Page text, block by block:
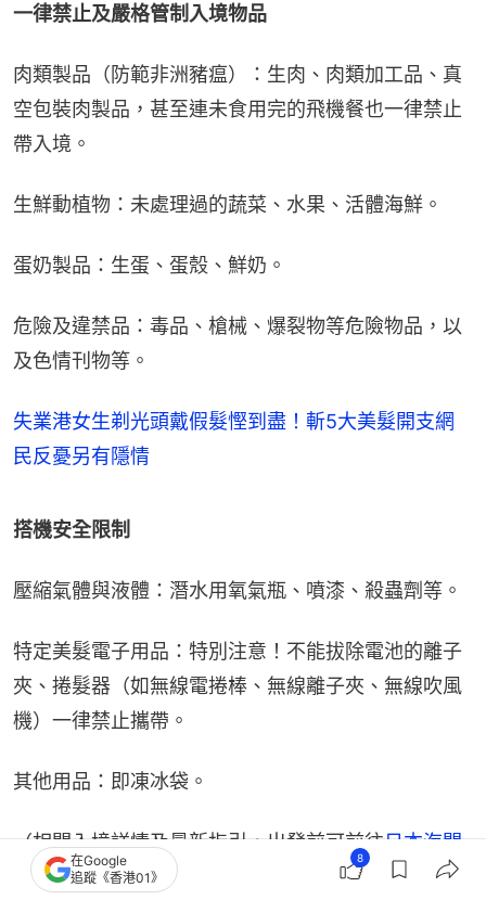
一律禁止及嚴格管制入境物品
肉類製品（防範非洲豬瘟）：生肉、肉類加工品、真
空包裝肉製品，甚至連未食用完的飛機餐也一律禁止
帶入境。
生鮮動植物：未處理過的蔬菜、水果、活體海鮮。
蛋奶製品：生蛋、蛋殼、鮮奶。
危險及違禁品：毒品、槍械、爆裂物等危險物品，以
及色情刊物等。
失業港女生剃光頭戴假髮慳到盡！斬5大美髮開支網
民反憂另有隱情
搭機安全限制
壓縮氣體與液體：潛水用氧氣瓶、噴漆、殺蟲劑等。
特定美髮電子用品：特別注意！不能拔除電池的離子
夾、捲髮器（如無線電捲棒、無線離子夾、無線吹風
機）一律禁止攜帶。
其他用品：即凍冰袋。
（相關入境詳情及最新指引，出發前可前往日本海關
官網作進一步參考）
在Google
追蹤《香港01》
8